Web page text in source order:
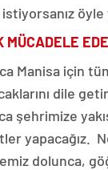
öyle
MÜCADELE
Manisa için
dile
şehrimize
yapacağız.
dolunca,